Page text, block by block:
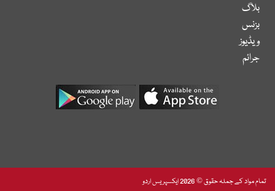
بلاگ
بزنس
ویڈیوز
جرائم
تمام مواد کے جملہ حقوق © 2026 ایکسپریس اردو